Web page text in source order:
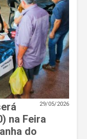
29/05/2026
na Feira
do